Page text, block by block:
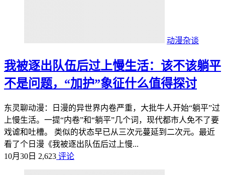
动漫杂谈
我被逐出队伍后过上慢生活：该不该躺平
不是问题，“加护”象征什么值得探讨
东灵聊动漫：日漫的异世界内卷严重，大批牛人开始“躺平”过
上慢生活。一提“内卷”和“躺平”几个词，现代都市人免不了要
戏谑和吐槽。 类似的状态早已从三次元蔓延到二次元。最近
看了个日漫《我被逐出队伍后过上慢...
10月30日 2,623 评论